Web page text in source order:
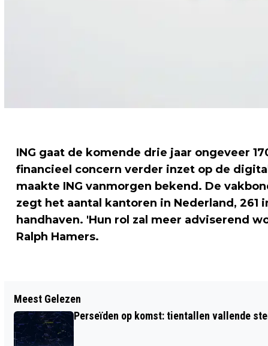
ING gaat de komende drie jaar ongeveer
financieel concern verder inzet op de
maakte ING vanmorgen bekend. De
zegt het aantal kantoren in Nederland,
handhaven. 'Hun rol zal meer adviserend
Ralph Hamers.
AANVRAGERS VUURWAPENVERLOF
WORDEN ZWAARDER GESCREEND
Meest Gelezen
Perseïden op komst: tientallen vallende